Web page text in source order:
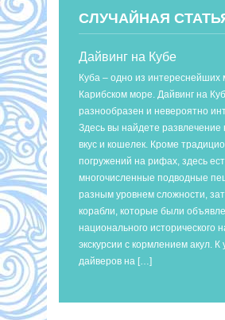
СЛУЧАЙНАЯ
Дайвинг на Кубе
Куба – одно из интереснейших
Карибском море. Дайвинг на
разнообразен и невероятно
Здесь вы найдете развлечение
вкус и кошелек. Кроме
погружений на рифах, здесь
многочисленные подводные
разным уровнем сложности,
корабли, которые были
национального исторического
экскурсии с кормлением акул. К
дайверов на […]